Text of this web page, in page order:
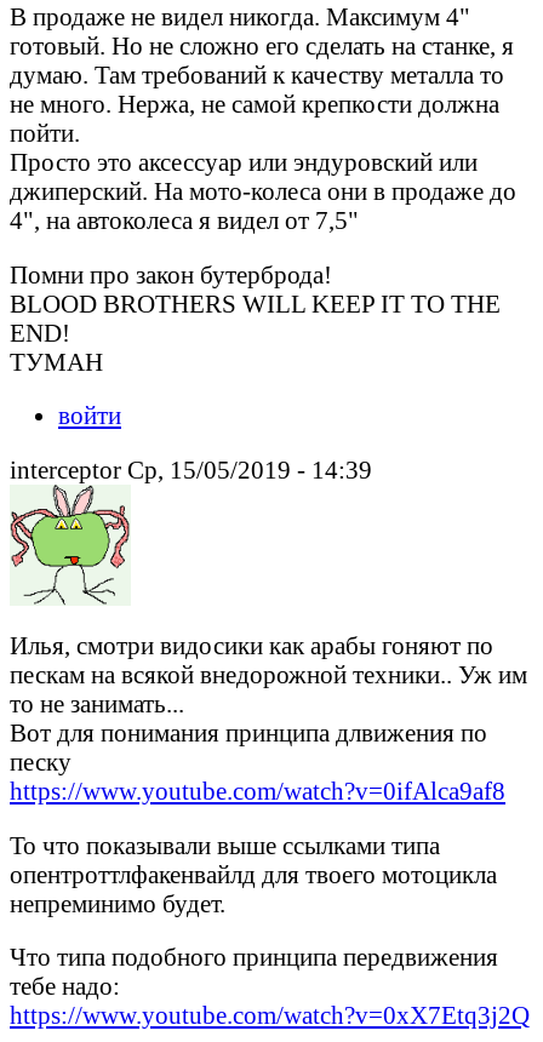
В продаже не видел никогда. Максимум 4"
готовый. Но не сложно его сделать на станке, я
думаю. Там требований к качеству металла то
не много. Нержа, не самой крепкости должна
пойти.
Просто это аксессуар или эндуровский или
джиперский. На мото-колеса они в продаже до
4", на автоколеса я видел от 7,5"
Помни про закон бутерброда!
BLOOD BROTHERS WILL KEEP IT TO THE
END!
ТУМАН
войти
interceptor Ср, 15/05/2019 - 14:39
Илья, смотри видосики как арабы гоняют по
пескам на всякой внедорожной техники.. Уж им
то не занимать...
Вот для понимания принципа длвижения по
песку
https://www.youtube.com/watch?v=0ifAlca9af8
То что показывали выше ссылками типа
опентроттлфакенвайлд для твоего мотоцикла
непреминимо будет.
Что типа подобного принципа передвижения
тебе надо:
https://www.youtube.com/watch?v=0xX7Etq3j2Q